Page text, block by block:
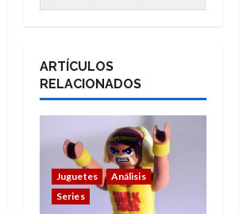
ARTÍCULOS
RELACIONADOS
Juguetes
Análisis
Series